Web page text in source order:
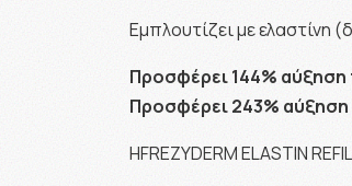
Εμπλουτίζει με ελαστίνη
Προσφέρει 144% αύξηση
Προσφέρει 243%
ΗFREZYDERM ELASTIN